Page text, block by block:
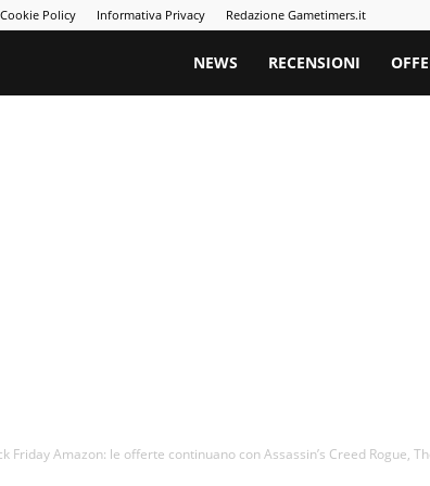
Cookie Policy Informativa Privacy Redazione Gametimers.it
Gametimers
NEWS RECENSIONI
Friday Amazon: le offerte continuano con Assassin’s Creed Rogue,